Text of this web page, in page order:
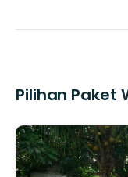
Pilihan Paket